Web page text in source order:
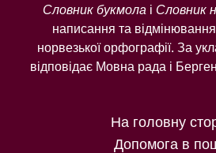
Словник букмолаі Словник
написання та
норвезької орфографії. За
відповідає Мовна рада і
На головну
Допомога в